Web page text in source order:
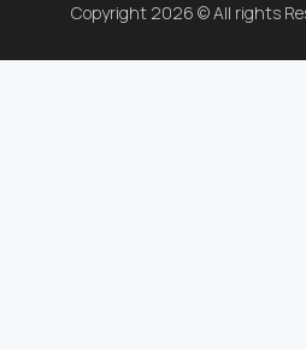
Copyright 2026 © All rights